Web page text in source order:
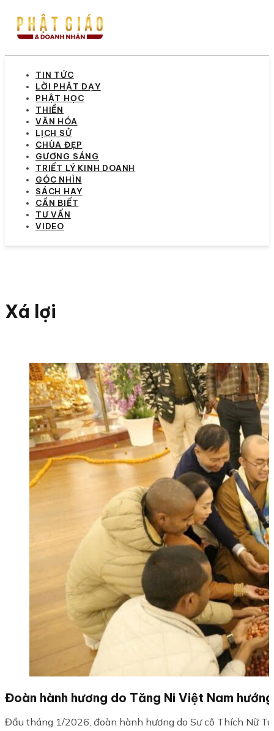
TIN TỨC
LỜI PHẬT DẠY
PHẬT HỌC
THIỀN
VĂN HÓA
LỊCH SỬ
CHÙA ĐẸP
GƯƠNG SÁNG
TRIẾT LÝ KINH DOANH
GÓC NHÌN
SÁCH HAY
CẦN BIẾT
TƯ VẤN
VIDEO
Xá lợi
Đoàn hành hương do Tăng Ni Việt Nam
Đầu tháng 1/2026, đoàn hành hương do Sư cô Thích Nữ